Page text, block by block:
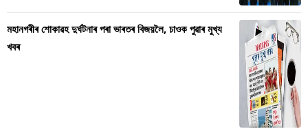
মহানগৰীৰ শোকাৱহ দুৰ্ঘটনাৰ পৰা ভাৰতৰ বিজয়লৈ, চাওক পুৱাৰ মুখ্য
খবৰ